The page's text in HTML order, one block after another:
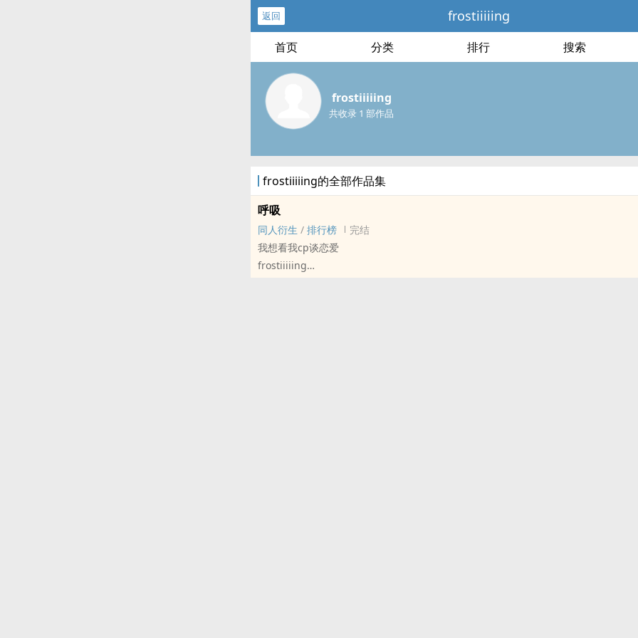
返回 frostiiiiing
首页 分类 排行 搜索
frostiiiiing
共收录 1 部作品
frostiiiiing的全部作品集
呼吸
同人衍生 / 排行榜
完结
我想看我cp谈恋爱
frostiiiiing